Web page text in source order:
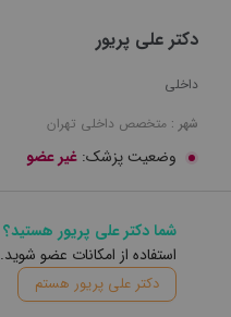
دکتر علی پریور
داخلی
شهر : متخصص داخلی تهران
وضعیت پزشک: غیر عضو
شما دکتر علی پریور هستید؟
استفاده از امکانات عضو شوید.
دکتر علی پریور هستم